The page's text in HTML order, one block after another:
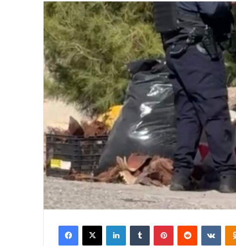
email
Facebook
X LinkedInTumblr PinterestReddit